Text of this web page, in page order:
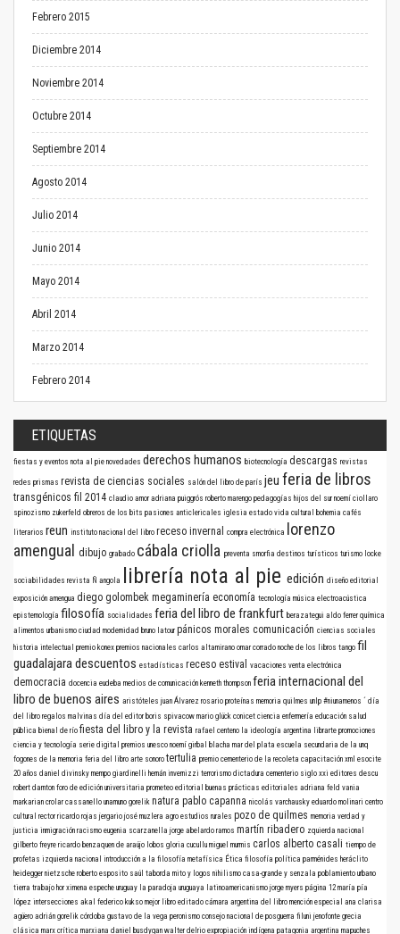
Febrero 2015
Diciembre 2014
Noviembre 2014
Octubre 2014
Septiembre 2014
Agosto 2014
Julio 2014
Junio 2014
Mayo 2014
Abril 2014
Marzo 2014
Febrero 2014
ETIQUETAS
fiestas y eventos nota al pie novedades derechos humanos biotecnología descargas revistas
redes prismas revista de ciencias sociales salón del libro de parís jeu feria de libros
transgénicos fil 2014 claudio amor adriana puiggrós roberto marengo pedagogías hijos del sur noemí ciollaro
spinozismo zukerfeld obreros de los bits pasiones anticlericales iglesia estado vida cultural bohemia cafés
literarios reun instituto nacional del libro receso invernal compra electrónica
lorenzo
amengual
dibujo grabado cábala criolla preventa smorfia destinos turísticos turismo locke
sociabilidades revista Ñ angola librería nota al pie edición diseño editorial
exposición amengua diego golombek megaminería economía tecnología música electroacústica
epistemología filosofía socialidades feria del libro de frankfurt berazategui aldo ferrer química
alimentos urbanismo ciudad modernidad bruno latour pánicos morales comunicación ciencias sociales
historia intelectual premio konex premios nacionales carlos altamirano omar corrado noche de los libros tango fil
guadalajaradescuentos estadísticas receso estival vacaciones venta electrónica
democracia docencia eudeba medios de comunicación kenneth thompson feria internacional del
libro de buenos aires aristóteles juan Álvarez rosario proteínas memoria quilmes unlp #niunamenos ´ día
del libro regalos malvinas día del editor boris spivacow mario glück conicet ciencia enfermería educación salud
pública bienal de río fiesta del libro y la revista rafael centeno la ideología argentina librarte promociones
ciencia y tecnología serie digital premios unesco noemí girbal blacha mar del plata escuela secundaria de la unq
fogones de la memoria feria del libro arte sonoro tertulia premio cementerio de la recoleta capacitación xml esocite
20 años daniel divinsky mempo giardinelli hernán invernizzi terrorismo dictadura cementerio siglo xxi editores descu
robert darnton foro de edición universitaria prometeo editorial buenas prácticas editoriales adriana feld vania
markarian crolar cassanello unamuno gorelik natura pablo capanna nicolás varchausky eduardo molinari centro
cultural rector ricardo rojas jergario josé muzlera agro estudios rurales pozo de quilmes memoria verdad y
justicia inmigración racismo eugenia scarzanella jorge abelardo ramos martín ribadero zquierda nacional
gilberto freyre ricardo benzaquen de araújo lobos gloria cucullu miguel murmis carlos alberto casali tiempo de
profetas izquierda nacional introducción a la filosofía metafísica Ética filosofía política parménides heráclito
heidegger nietzsche roberto esposito saúl taborda mito y logos nihilismo casa-grande y senzala poblamiento urbano
tierra trabajo hor ximena espeche uruguay la paradoja uruguaya latinoamericanismo jorge myers página 12 maría pía
lópez intersecciones akal federico kukso mejor libro editado cámara argentina del libro mención especial ana clarisa
agüero adrián gorelik córdoba gustavo de la vega peronismo consejo nacional de posguerra filuni jenofonte grecia
clásica marx crítica marxiana daniel busdygan walter delrio expropiación indígena patagonia argentina mapuches